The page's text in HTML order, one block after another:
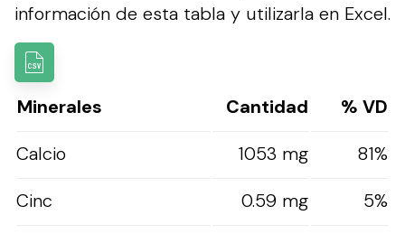
información de esta tabla y utilizarla en Excel.
Minerales Cantidad
% VD
Calcio
1053 mg
81%
Cinc
0.59 mg
5%